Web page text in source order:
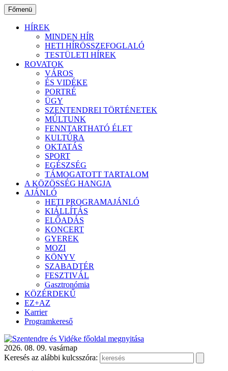
Ugrás
a
tartalomhoz
Főmenü
HÍREK
MINDEN HÍR
HETI HÍRÖSSZEFOGLALÓ
TESTÜLETI HÍREK
ROVATOK
VÁROS
ÉS VIDÉKE
PORTRÉ
ÜGY
SZENTENDREI TÖRTÉNETEK
MÚLTUNK
FENNTARTHATÓ ÉLET
KULTÚRA
OKTATÁS
SPORT
EGÉSZSÉG
TÁMOGATOTT TARTALOM
A KÖZÖSSÉG HANGJA
AJÁNLÓ
HETI PROGRAMAJÁNLÓ
KIÁLLÍTÁS
ELŐADÁS
KONCERT
GYEREK
MOZI
KÖNYV
SZABADTÉR
FESZTIVÁL
Gasztronómia
KÖZÉRDEKŰ
EZ+AZ
Karrier
Programkereső
2026. 08. 09. vasárnap
Keresés az alábbi kulcsszóra: